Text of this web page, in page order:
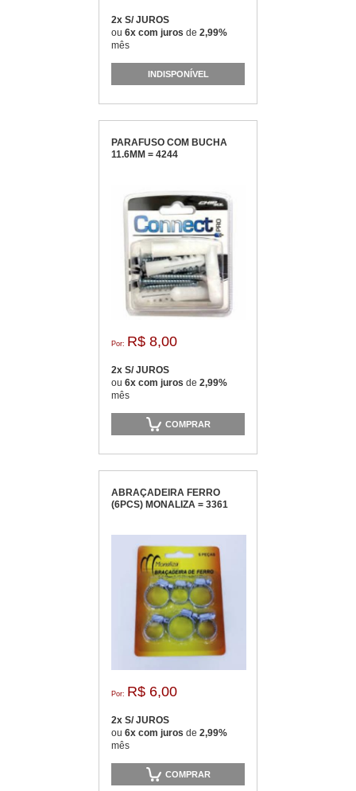
2x S/ JUROS
ou 6x com juros de 2,99%
mês
INDISPONÍVEL
PARAFUSO COM BUCHA
11.6MM = 4244
Por: R$ 8,00
2x S/ JUROS
ou 6x com juros de 2,99%
mês
COMPRAR
ABRAÇADEIRA FERRO
(6PCS) MONALIZA = 3361
Por: R$ 6,00
2x S/ JUROS
ou 6x com juros de 2,99%
mês
COMPRAR